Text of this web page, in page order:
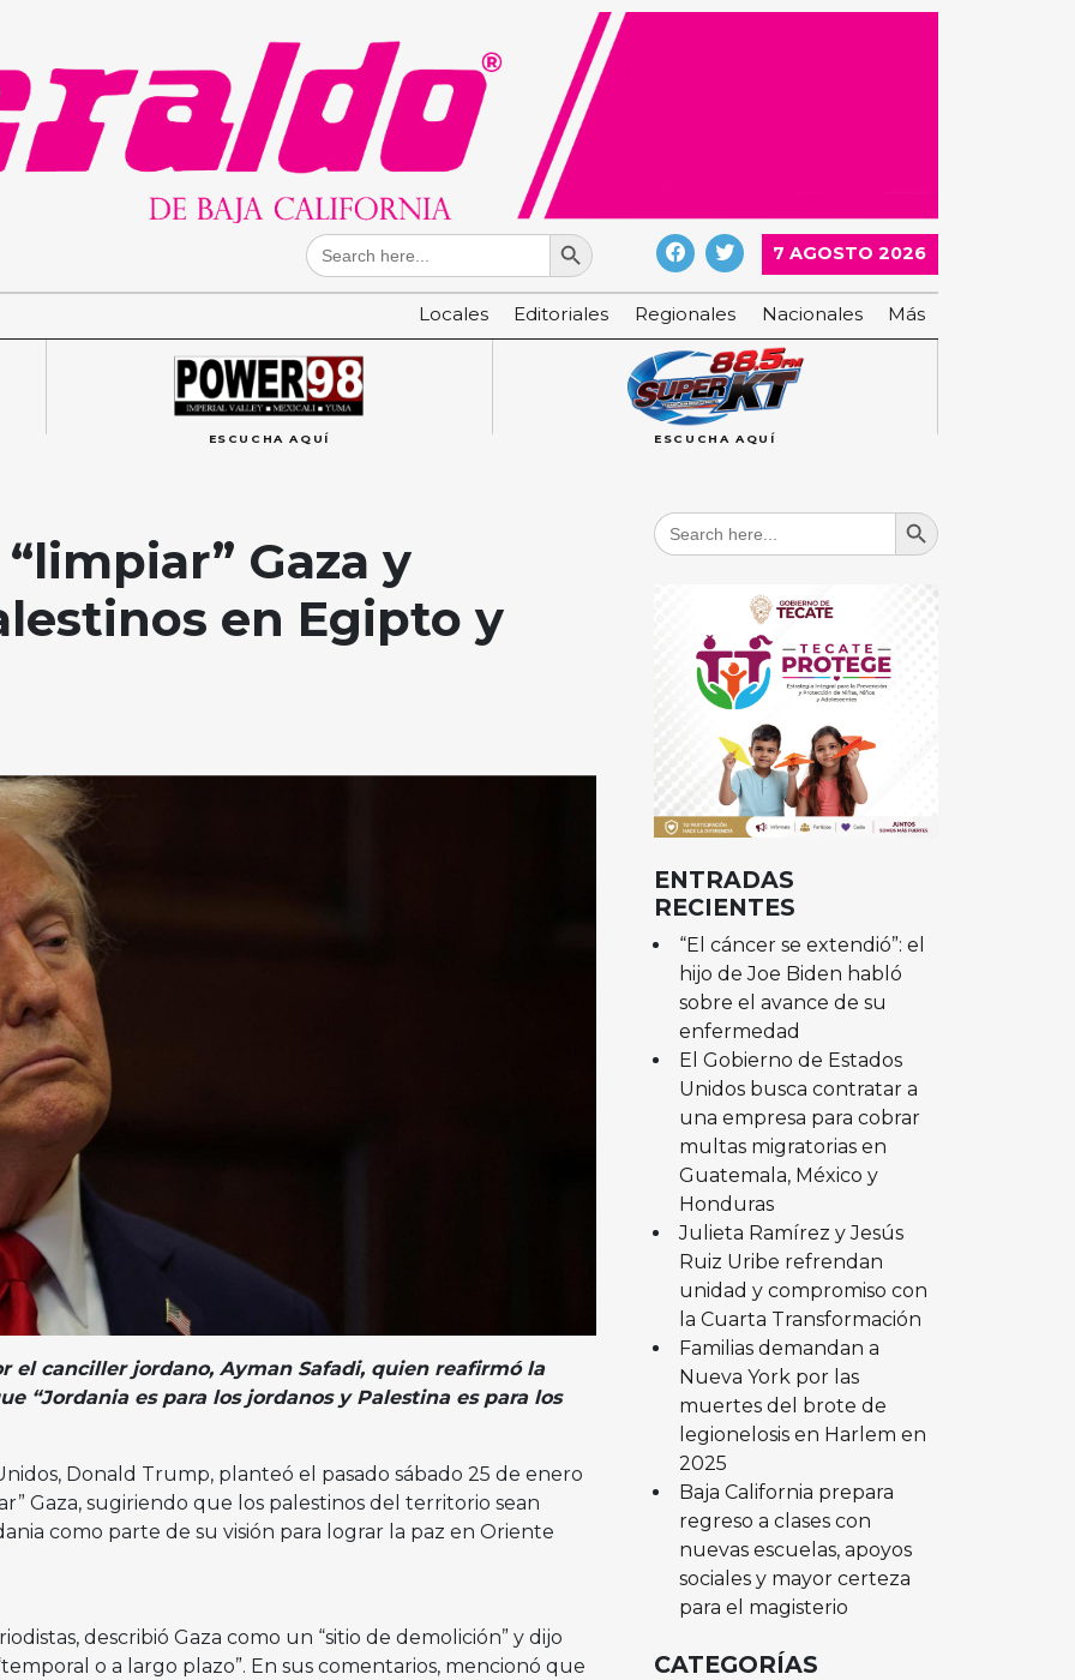
Search
for:
Search Button
7 AGOSTO 2026
Locales Editoriales Regionales Nacionales Más
ESCUCHA AQUÍ ESCUCHA AQUÍ
Gaza y
en Egipto y
el canciller jordano, Ayman Safadi, quien reafirmó la
“Jordania es para los jordanos y Palestina es para los
Donald Trump, planteó el pasado sábado 25 de enero
Gaza, sugiriendo que los palestinos del territorio sean
como parte de su visión para lograr la paz en Oriente
describió Gaza como un “sitio de demolición” y dijo
o a largo plazo”. En sus comentarios, mencionó que
Search
for:
Search Button
ENTRADAS
RECIENTES
“El cáncer se extendió”: el
hijo de Joe Biden habló
sobre el avance de su
enfermedad
El Gobierno de Estados
Unidos busca contratar a
una empresa para cobrar
multas migratorias en
Guatemala, México y
Honduras
Julieta Ramírez y Jesús
Ruiz Uribe refrendan
unidad y compromiso con
la Cuarta Transformación
Familias demandan a
Nueva York por las
muertes del brote de
legionelosis en Harlem en
2025
Baja California prepara
regreso a clases con
nuevas escuelas, apoyos
sociales y mayor certeza
para el magisterio
CATEGORÍAS